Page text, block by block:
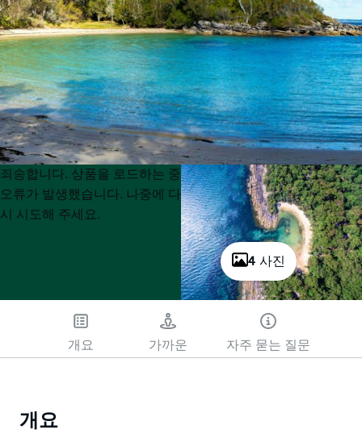
4 사진
Product
List
Product
List
죄송합니다. 상품을 로드하는 중
오류가 발생했습니다. 나중에 다
시 시도해 주세요.
개요 가까운 자주 묻는 질문
개요